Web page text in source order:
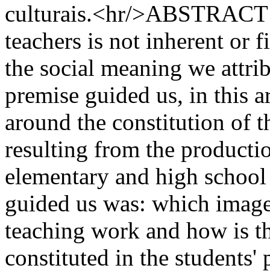
culturais.<hr/
teachers is not inherent or
the social meaning we
premise guided us, in this
around the constitution of
resulting from the
elementary and high
guided us was: which
teaching work and how is
constituted in the students'